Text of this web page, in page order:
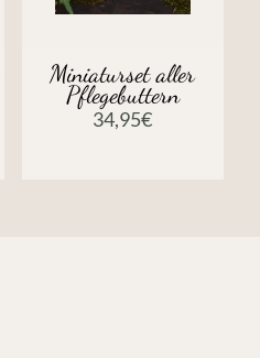
Miniaturset aller
Pflegebuttern
34,95€